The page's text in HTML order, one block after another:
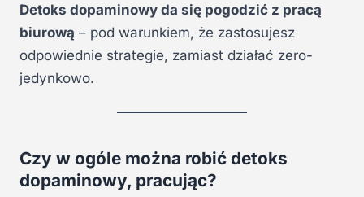
Detoks dopaminowy da się pogodzić z pracą
biurową – pod warunkiem, że zastosujesz
odpowiednie strategie, zamiast działać zero-
jedynkowo.
Czy w ogóle można robić detoks
dopaminowy, pracując?